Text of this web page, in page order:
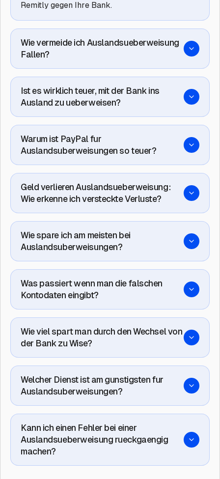
Remitly gegen Ihre Bank.
Wie vermeide ich Auslandsueberweisung
Fallen?
Ist es wirklich teuer, mit der Bank ins
Ausland zu ueberweisen?
Warum ist PayPal fur
Auslandsuberweisungen so teuer?
Geld verlieren Auslandsueberweisung:
Wie erkenne ich versteckte Verluste?
Wie spare ich am meisten bei
Auslandsuberweisungen?
Was passiert wenn man die falschen
Kontodaten eingibt?
Wie viel spart man durch den Wechsel von
der Bank zu Wise?
Welcher Dienst ist am gunstigsten fur
Auslandsuberweisungen?
Kann ich einen Fehler bei einer
Auslandsueberweisung rueckgaengig
machen?